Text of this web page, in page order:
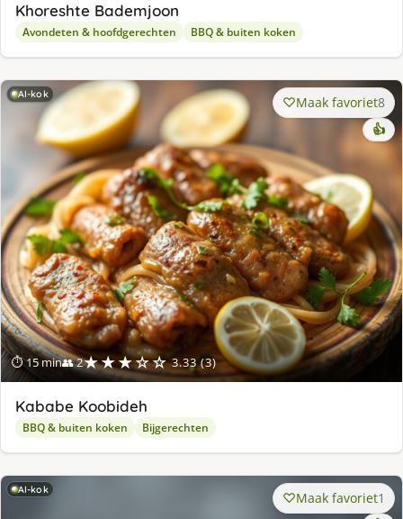
Khoreshte Bademjoon
Avondeten & hoofdgerechten BBQ & buiten koken
AI-kok
⏱ 15 min👥 2★★★☆☆ 3.33 (3)
Maak favoriet8
👍
Kababe Koobideh
BBQ & buiten koken Bijgerechten
AI-kok Maak favoriet1